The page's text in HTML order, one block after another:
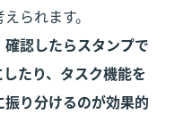
られます。
確認したらスタンプで
たり、タスク機能を
り分けるのが効果的